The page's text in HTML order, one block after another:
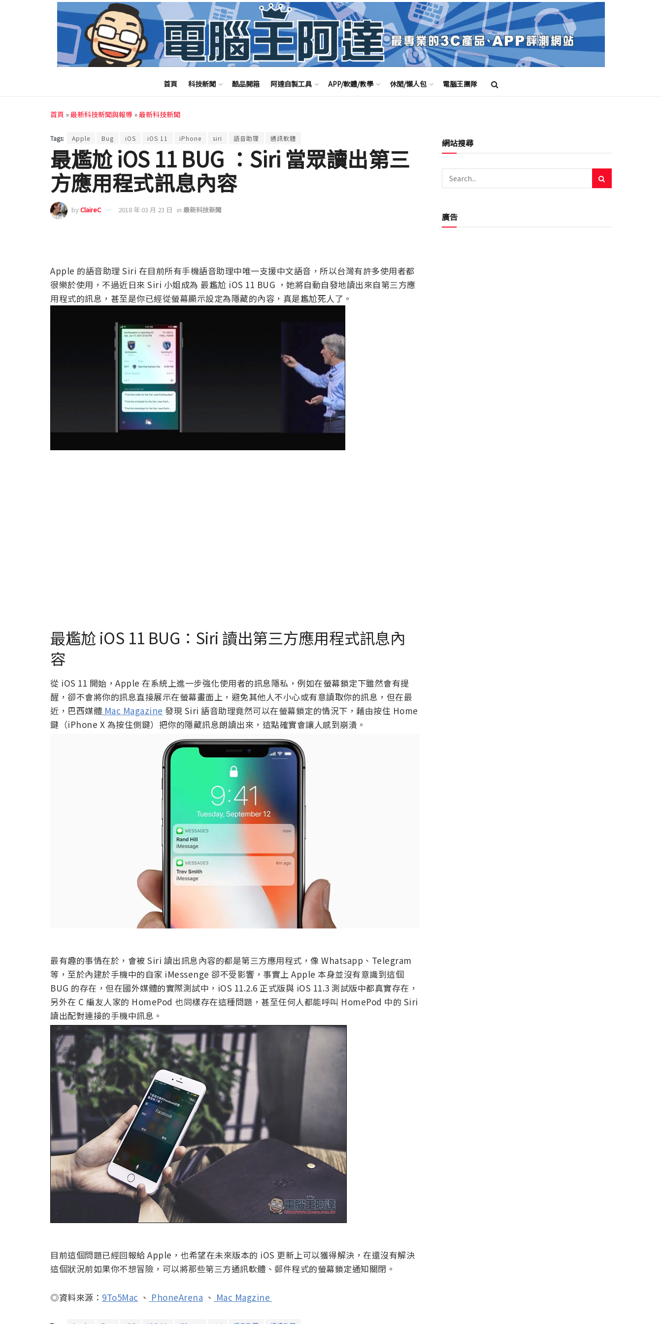
首頁 科技新聞 酷品開箱 阿達自製工具 APP/軟體/教學 休閒/懶人包 電腦王團隊
首頁 »最新科技新聞與報導 »最新科技新聞
Tags: Apple Bug iOS iOS 11 iPhone siri 語音助理 通訊軟體
最尷尬 iOS 11 BUG ：Siri 當眾讀出第三
方應用程式訊息內容
byClaireC 2018 年 03 月 23 日 in 最新科技新聞
Apple 的語音助理 Siri 在目前所有手機語音助理中唯一支援中文語音，所以台灣有許多使用者都
很樂於使用，不過近日來 Siri 小姐成為 最尷尬 iOS 11 BUG ，她將自動自發地讀出來自第三方應
用程式的訊息，甚至是你已經從螢幕顯示設定為隱藏的內容，真是尷尬死人了。
最尷尬 iOS 11 BUG：Siri 讀出第三方應用程式訊息內
容
從 iOS 11 開始，Apple 在系統上進一步強化使用者的訊息隱私，例如在螢幕鎖定下雖然會有提
醒，卻不會將你的訊息直接展示在螢幕畫面上，避免其他人不小心或有意讀取你的訊息，但在最
近，巴西媒體 Mac Magazine 發現 Siri 語音助理竟然可以在螢幕鎖定的情況下，藉由按住 Home
鍵（iPhone X 為按住側鍵）把你的隱藏訊息朗讀出來，這點確實會讓人感到崩潰。
最有趣的事情在於，會被 Siri 讀出訊息內容的都是第三方應用程式，像 Whatsapp、Telegram
等，至於內建於手機中的自家 iMessenge 卻不受影響，事實上 Apple 本身並沒有意識到這個
BUG 的存在，但在國外媒體的實際測試中，iOS 11.2.6 正式版與 iOS 11.3 測試版中都真實存在，
另外在 C 編友人家的 HomePod 也同樣存在這種問題，甚至任何人都能呼叫 HomePod 中的 Siri
讀出配對連接的手機中訊息。
目前這個問題已經回報給 Apple，也希望在未來版本的 iOS 更新上可以獲得解決，在還沒有解決
這個狀況前如果你不想冒險，可以將那些第三方通訊軟體、郵件程式的螢幕鎖定通知關閉。
◎資料來源： 9To5Mac 、 PhoneArena 、 Mac Magzine
網站搜尋
廣告